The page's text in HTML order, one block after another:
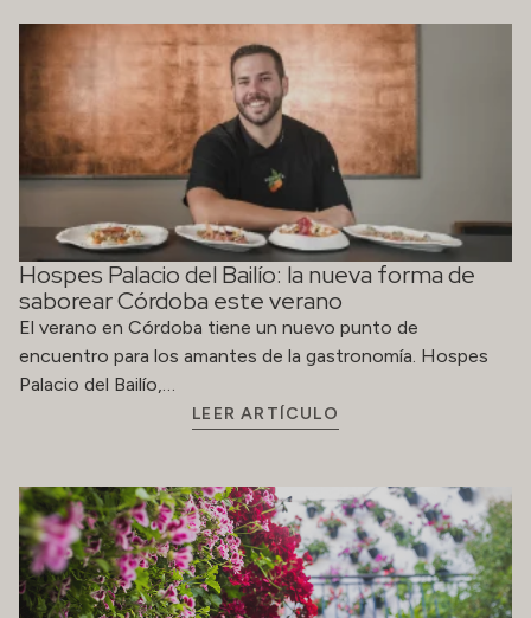
Hospes Palacio del Bailío: la nueva forma de
saborear Córdoba este verano
El verano en Córdoba tiene un nuevo punto de
encuentro para los amantes de la gastronomía. Hospes
Palacio del Bailío,…
LEER ARTÍCULO